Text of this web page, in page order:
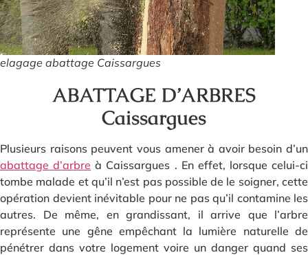
elagage abattage Caissargues
ABATTAGE D’ARBRES
Caissargues
Plusieurs raisons peuvent vous amener à avoir besoin d’un
abattage d’arbre à Caissargues . En effet, lorsque celui-ci
tombe malade et qu’il n’est pas possible de le soigner, cette
opération devient inévitable pour ne pas qu’il contamine les
autres. De même, en grandissant, il arrive que l’arbre
représente une gêne empêchant la lumière naturelle de
pénétrer dans votre logement voire un danger quand ses